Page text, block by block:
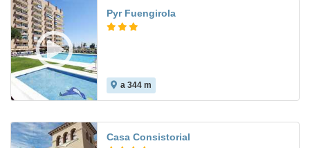
Pyr Fuengirola
a 344 m
Casa Consistorial